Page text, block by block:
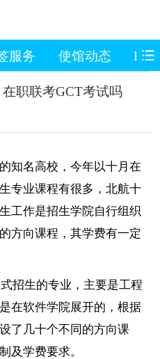
服务 使馆动态
职联考GCT考试吗
知名高校，今年以十月在
专业课程有很多，北航十
工作是招生学院自行组织
方向课程，其学费有一定
招生的专业，主要是工程
在软件学院展开的，根据
了几十个不同的方向课
及学费要求。